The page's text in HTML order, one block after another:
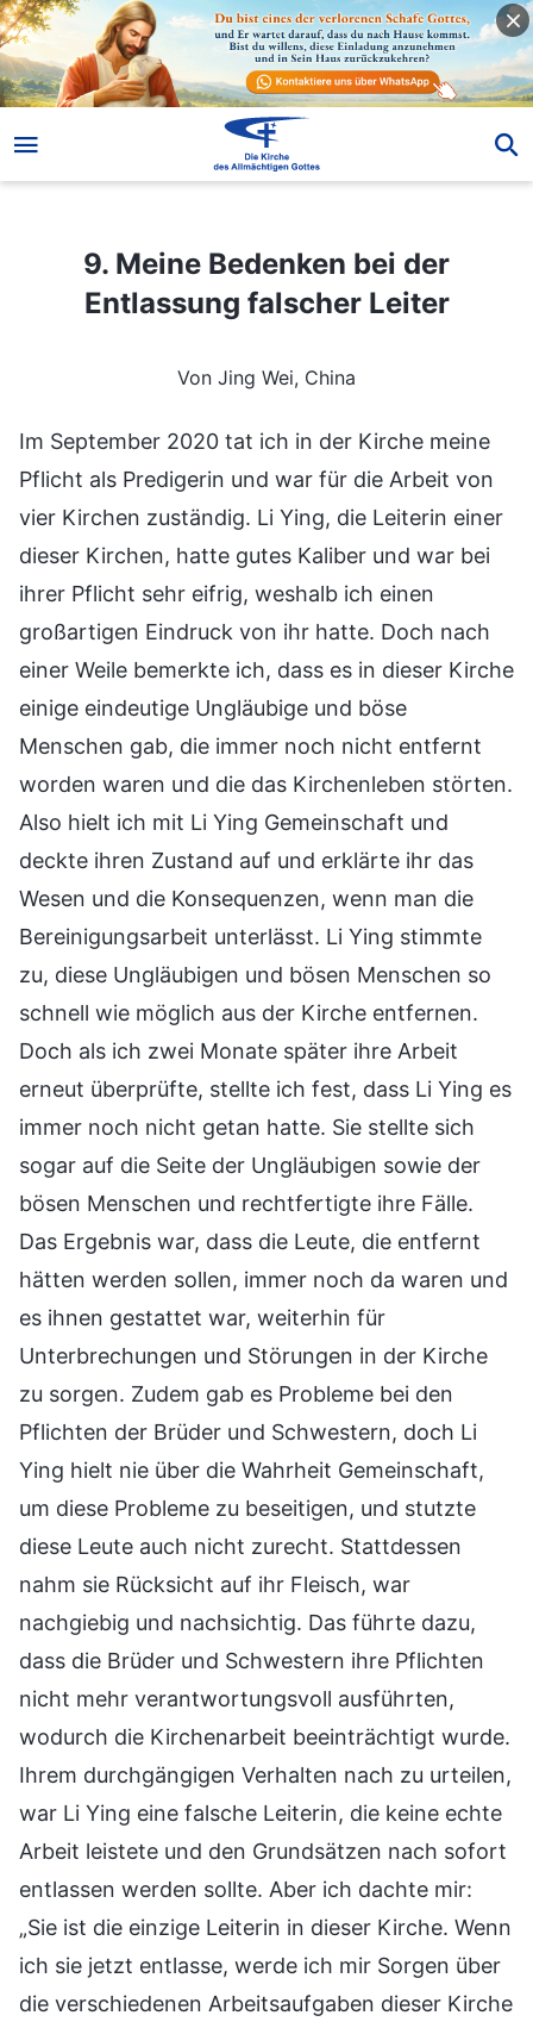
9. Meine Bedenken bei der Entlassung falscher Leiter
9. Meine Bedenken bei der
Entlassung falscher Leiter
Von Jing Wei, China
Im September 2020 tat ich in der Kirche meine
Pflicht als Predigerin und war für die Arbeit von
vier Kirchen zuständig. Li Ying, die Leiterin einer
dieser Kirchen, hatte gutes Kaliber und war bei
ihrer Pflicht sehr eifrig, weshalb ich einen
großartigen Eindruck von ihr hatte. Doch nach
einer Weile bemerkte ich, dass es in dieser Kirche
einige eindeutige Ungläubige und böse
Menschen gab, die immer noch nicht entfernt
worden waren und die das Kirchenleben störten.
Also hielt ich mit Li Ying Gemeinschaft und
deckte ihren Zustand auf und erklärte ihr das
Wesen und die Konsequenzen, wenn man die
Bereinigungsarbeit unterlässt. Li Ying stimmte
zu, diese Ungläubigen und bösen Menschen so
schnell wie möglich aus der Kirche entfernen.
Doch als ich zwei Monate später ihre Arbeit
erneut überprüfte, stellte ich fest, dass Li Ying es
immer noch nicht getan hatte. Sie stellte sich
sogar auf die Seite der Ungläubigen sowie der
bösen Menschen und rechtfertigte ihre Fälle.
Das Ergebnis war, dass die Leute, die entfernt
hätten werden sollen, immer noch da waren und
es ihnen gestattet war, weiterhin für
Unterbrechungen und Störungen in der Kirche
zu sorgen. Zudem gab es Probleme bei den
Pflichten der Brüder und Schwestern, doch Li
Ying hielt nie über die Wahrheit Gemeinschaft,
um diese Probleme zu beseitigen, und stutzte
diese Leute auch nicht zurecht. Stattdessen
nahm sie Rücksicht auf ihr Fleisch, war
nachgiebig und nachsichtig. Das führte dazu,
dass die Brüder und Schwestern ihre Pflichten
nicht mehr verantwortungsvoll ausführten,
wodurch die Kirchenarbeit beeinträchtigt wurde.
Ihrem durchgängigen Verhalten nach zu urteilen,
war Li Ying eine falsche Leiterin, die keine echte
Arbeit leistete und den Grundsätzen nach sofort
entlassen werden sollte. Aber ich dachte mir:
„Sie ist die einzige Leiterin in dieser Kirche. Wenn
ich sie jetzt entlasse, werde ich mir Sorgen über
die verschiedenen Arbeitsaufgaben dieser Kirche